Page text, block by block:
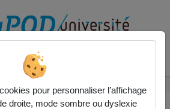
pour personnaliser l’affichage
droite, mode sombre ou dyslexie